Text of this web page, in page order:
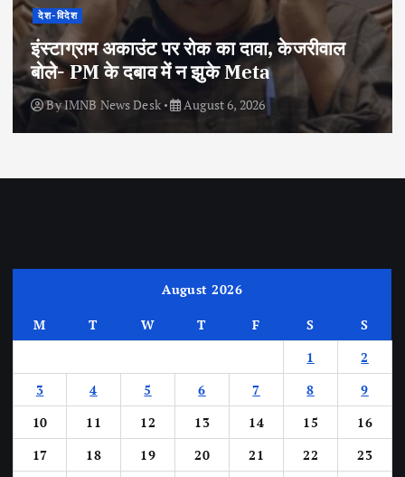
देश-विदेश
इंस्टाग्राम अकाउंट पर रोक का दावा, केजरीवाल
बोले- PM के दबाव में न झुके Meta
ByIMNB News Desk August 6, 2026
August 2026
M T W T F S
S
1
2
3
4 5 6 7 8
9
10
11 12 13 14 15
16
17
18 19 20 21 22
23